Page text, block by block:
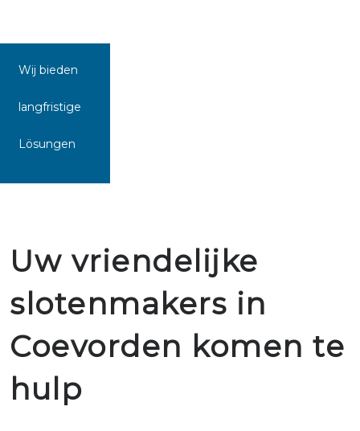
Wij bieden
langfristige
Lösungen
Uw vriendelijke
slotenmakers in
Coevorden komen te
hulp